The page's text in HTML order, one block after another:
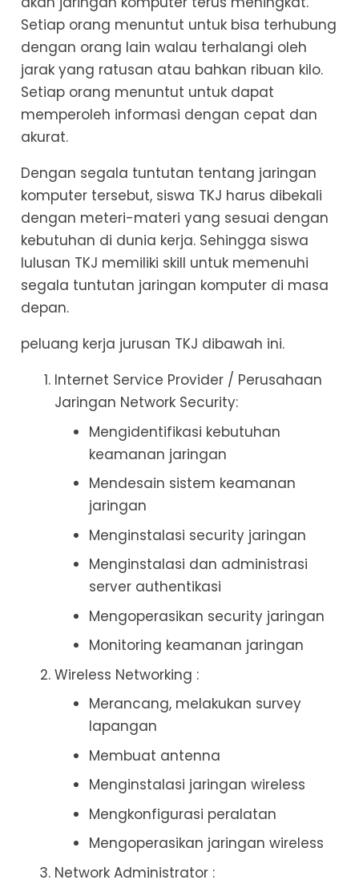
Setiap orang menuntut untuk bisa terhubung
dengan orang lain walau terhalangi oleh
jarak yang ratusan atau bahkan ribuan kilo.
Setiap orang menuntut untuk dapat
memperoleh informasi dengan cepat dan
akurat.
Dengan segala tuntutan tentang jaringan
komputer tersebut, siswa TKJ harus dibekali
dengan meteri-materi yang sesuai dengan
kebutuhan di dunia kerja. Sehingga siswa
lulusan TKJ memiliki skill untuk memenuhi
segala tuntutan jaringan komputer di masa
depan.
peluang kerja jurusan TKJ dibawah ini.
Internet Service Provider / Perusahaan
Jaringan Network Security:
Mengidentifikasi kebutuhan
keamanan jaringan
Mendesain sistem keamanan
jaringan
Menginstalasi security jaringan
Menginstalasi dan administrasi
server authentikasi
Mengoperasikan security jaringan
Monitoring keamanan jaringan
Wireless Networking :
Merancang, melakukan survey
lapangan
Membuat antenna
Menginstalasi jaringan wireless
Mengkonfigurasi peralatan
Mengoperasikan jaringan wireless
Network Administrator :